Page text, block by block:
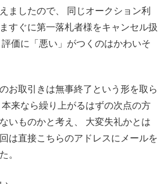
ましたので、 同じオークション利
すぐに第一落札者様をキャンセル扱
価に「悪い」がつくのはかわいそ
お取引きは無事終了という形を取ら
来なら繰り上がるはずの次点の方
いものかと考え、 大変失礼かとは
は直接こちらのアドレスにメールを
。